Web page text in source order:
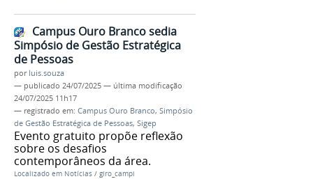
Campus Ouro Branco sedia
Simpósio de Gestão Estratégica
de Pessoas
por luis.souza
— publicado 24/07/2025 — última modificação
24/07/2025 11h17
— registrado em: Campus Ouro Branco, Simpósio
de Gestão Estratégica de Pessoas, Sigep
Evento gratuito propõe reflexão
sobre os desafios
contemporâneos da área.
Localizado em Notícias / giro_campi